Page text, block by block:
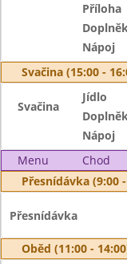
Příloha
Nápoj
Svačina (15:00 -
Svačina
Jídlo
Nápoj
Menu
Chod
Přesnídávka (9:00
Přesnídávka
Oběd (11:00 -